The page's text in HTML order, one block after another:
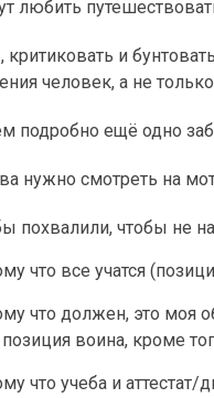
любить
критиковать и
человек, а не
подробно ещё одно
нужно смотреть на
похвалили, чтобы не
что все учатся
что должен, это моя
позиция воина, кроме
что учеба и